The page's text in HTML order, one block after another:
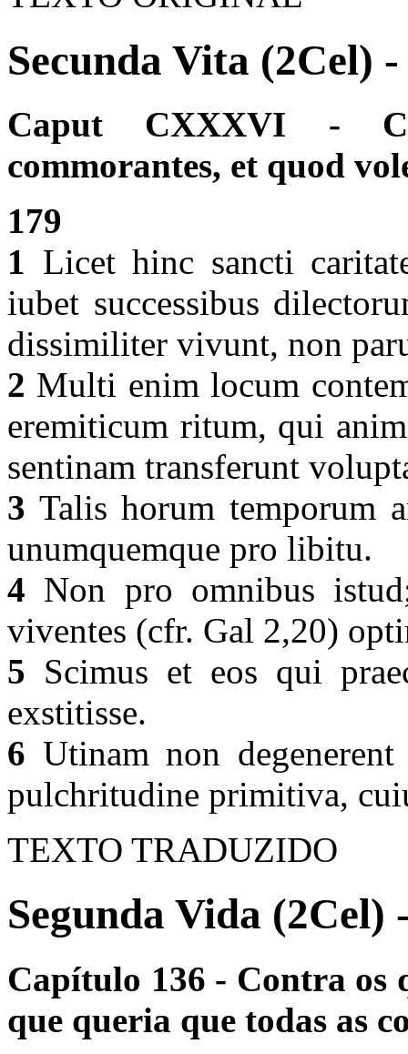
Secunda Vita (2Cel) -
Caput CXXXVI -
commorantes, et quod
179
1 Licet hinc sancti
iubet successibus
dissimiliter vivunt, non
2 Multi enim locum
eremiticum ritum, qui
sentinam transferunt
3 Talis horum temporum
unumquemque pro libitu.
4 Non pro omnibus
viventes (cfr. Gal 2,20)
5 Scimus et eos qui
exstitisse.
6 Utinam non
pulchritudine primitiva,
TEXTO TRADUZIDO
Segunda Vida (2Cel)
Capítulo 136 - Contra os
que queria que todas as